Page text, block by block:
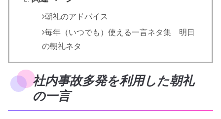
朝礼のアドバイス
毎年（いつでも）使える一言ネタ集 明日
の朝礼ネタ
社内事故多発を利用した朝礼
の一言